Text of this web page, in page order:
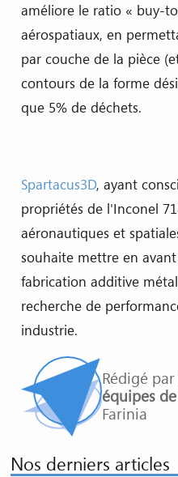
améliore le ratio « buy-
aérospatiaux, en
par couche de la pièce
contours de la forme
que 5% de déchets.
Spartacus3D, ayant
propriétés de l'Inconel
aéronautiques et
souhaite mettre en
fabrication additive
recherche de
industrie.
Rédigé par
équipes de
Farinia
Nos derniers articles